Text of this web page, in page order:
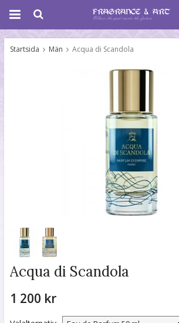
Startsida Män Acqua di Scandola
Acqua di Scandola
1 200 kr